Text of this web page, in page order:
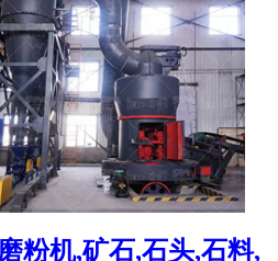
粉机,矿石,石头,石料,